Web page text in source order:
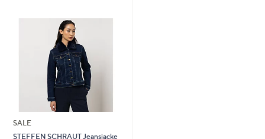
SALE
STEFFEN SCHRAUT Jeansjacke